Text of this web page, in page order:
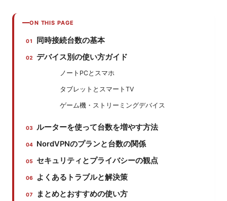
ON THIS PAGE
同時接続台数の基本
デバイス別の使い方ガイド
ノートPCとスマホ
タブレットとスマートTV
ゲーム機・ストリーミングデバイス
ルーターを使って台数を増やす方法
NordVPNのプランと台数の関係
セキュリティとプライバシーの観点
よくあるトラブルと解決策
まとめとおすすめの使い方